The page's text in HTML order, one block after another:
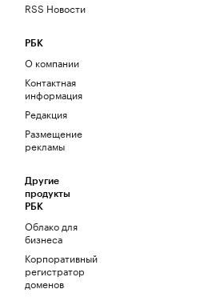
RSS Новости
РБК
О компании
Контактная
информация
Редакция
Размещение
рекламы
Другие
продукты
РБК
Облако для
бизнеса
Корпоративный
регистратор
доменов